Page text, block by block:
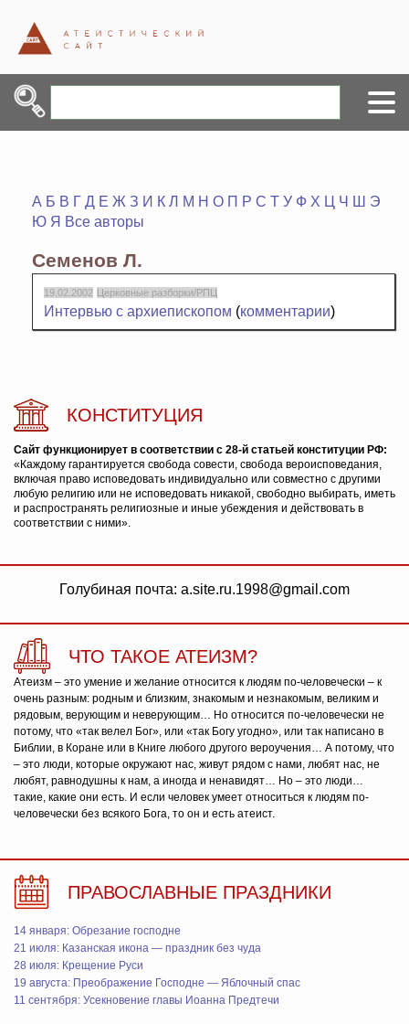
А Б В Г Д Е Ж З И К Л М Н О П Р С Т У Ф Х Ц Ч Ш
Э
Ю Я Все авторы
Семенов Л.
19.02.2002 Церковные разборки/РПЦ
Интервью с архиепископом (комментарии)
КОНСТИТУЦИЯ
Сайт функционирует в соответствии с 28-й статьей конституции РФ:
«Каждому гарантируется свобода совести, свобода вероисповедания,
включая право исповедовать индивидуально или совместно с другими
любую религию или не исповедовать никакой, свободно выбирать, иметь
и распространять религиозные и иные убеждения и действовать в
соответствии с ними».
Голубиная почта: a.site.ru.1998@gmail.com
ЧТО ТАКОЕ АТЕИЗМ?
Атеизм – это умение и желание относится к людям по-человечески – к
очень разным: родным и близким, знакомым и незнакомым, великим и
рядовым, верующим и неверующим… Но относится по-человечески не
потому, что «так велел Бог», или «так Богу угодно», или так написано в
Библии, в Коране или в Книге любого другого вероучения… А потому, что
– это люди, которые окружают нас, живут рядом с нами, любят нас, не
любят, равнодушны к нам, а иногда и ненавидят… Но – это люди…
такие, какие они есть. И если человек умеет относиться к людям по-
человечески без всякого Бога, то он и есть атеист.
ПРАВОСЛАВНЫЕ ПРАЗДНИКИ
14 января: Обрезание господне
21 июля: Казанская икона — праздник без чуда
28 июля: Крещение Руси
19 августа: Преображение Господне — Яблочный спас
11 сентября: Усекновение главы Иоанна Предтечи